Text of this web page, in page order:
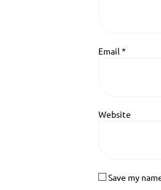
Email *
Website
Save my